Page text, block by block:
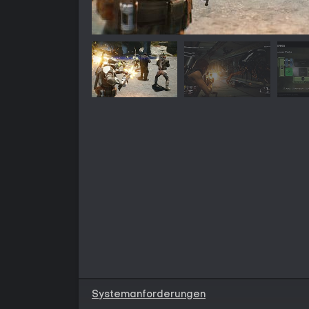
Systemanforderungen